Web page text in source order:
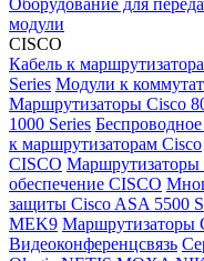
Оборудование для
модули
CISCO
Кабель к
Series Модули к
Маршрутизаторы Cisco
1000 Series
к маршрутизаторам Cisco
СISCO Маршрутизаторы
обеспечение СISCO
защиты Cisco ASA 5500
MEK9 Маршрутизаторы
Видеоконференцсвязь